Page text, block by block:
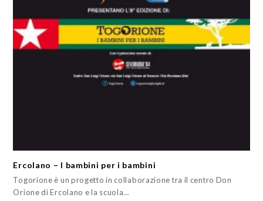
Ercolano – I bambini per i bambini
Togorione è un progetto in collaborazione tra il centro Don
Orione di Ercolano e la scuola…